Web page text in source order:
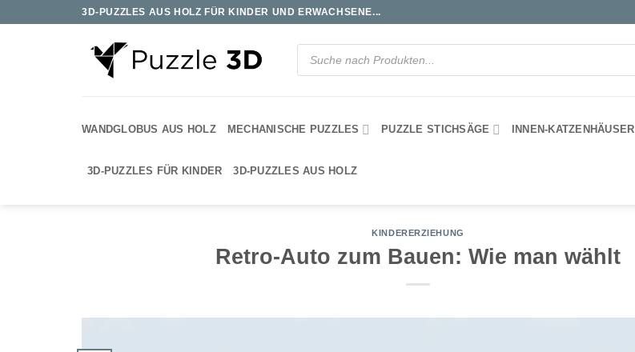
3D-PUZZLES AUS HOLZ FÜR KINDER UND ERWACHSENE...
Products
search
WANDGLOBUS AUS HOLZ MECHANISCHE PUZZLES PUZZLE STICHSÄGE INNEN-KATZENHÄUSER
3D-PUZZLES FÜR KINDER 3D-PUZZLES AUS HOLZ
KINDERERZIEHUNG
Retro-Auto zum Bauen: Wie man wählt